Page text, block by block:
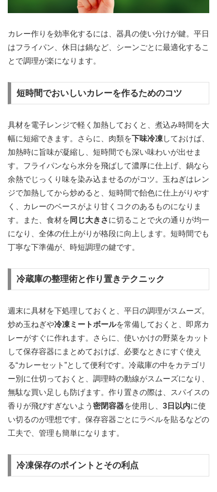
カレー作りを効率化するには、器具の使い分けが鍵。平日
はフライパン、休日は鍋など、シーンごとに最適化するこ
とで調理が楽になります。
短時間でおいしいカレーを作るためのコツ
具材を電子レンジで軽く加熱しておくと、煮込み時間を大
幅に短縮できます。さらに、肉類を下味冷凍しておけば、
加熱時に旨味が凝縮し、短時間でも深い味わいが出せま
す。フライパンなら水分を飛ばして濃厚に仕上げ、鍋なら
余熱でじっくり味を染み込ませるのがコツ。玉ねぎはレン
ジで加熱してから炒めると、短時間で飴色に仕上がりやす
く、カレーのベースがより甘くコクのあるものになりま
す。また、食材を 同じ大きさに切ることで火の通りが均一
になり、全体の仕上がりが格段に向上します。短時間でも
丁寧な下準備が、時短調理の鍵です。
冷蔵庫の整理術と作り置きテクニック
週末に具材を下処理しておくと、平日の調理がスムーズ。
炒め玉ねぎや冷凍ミートボールを常備しておくと、即席カ
レーがすぐに作れます。さらに、使いかけの野菜をカット
して保存容器にまとめておけば、必要なときにすぐ使え
る“カレーセット”として便利です。冷蔵庫の中をカテゴリ
ー別に仕切っておくと、調理時の動線がスムーズになり、
無駄な買い足しも防げます。作り置きの際は、スパイスの
香りが飛びすぎないよう 密閉容器を使用し、 3日以内に使
い切るのが理想です。保存容器ごとにラベルを貼るなどの
工夫で、管理も簡単になります。
冷凍保存のポイントとその利点